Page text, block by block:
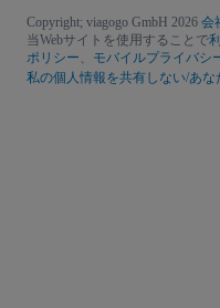
Copyright; viagogo GmbH 2026 会
当Webサイトを使用することで
ポリシー 、 モバイルプライバシ
私の個人情報を共有しない/あ